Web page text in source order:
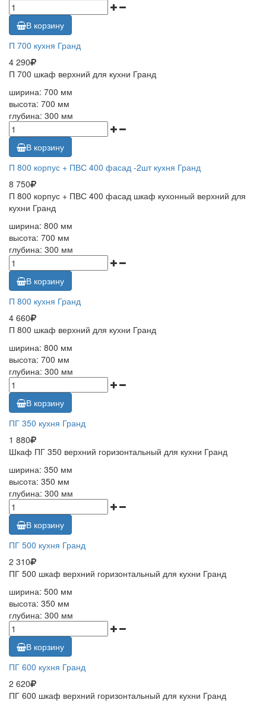
В корзину
П 700 кухня Гранд
4 290
П 700 шкаф верхний для кухни Гранд
ширина: 700 мм
высота: 700 мм
глубина: 300 мм
В корзину
П 800 корпус + ПВС 400 фасад -2шт кухня Гранд
8 750
П 800 корпус + ПВС 400 фасад шкаф кухонный верхний для
кухни Гранд
ширина: 800 мм
высота: 700 мм
глубина: 300 мм
В корзину
П 800 кухня Гранд
4 660
П 800 шкаф верхний для кухни Гранд
ширина: 800 мм
высота: 700 мм
глубина: 300 мм
В корзину
ПГ 350 кухня Гранд
1 880
Шкаф ПГ 350 верхний горизонтальный для кухни Гранд
ширина: 350 мм
высота: 350 мм
глубина: 300 мм
В корзину
ПГ 500 кухня Гранд
2 310
ПГ 500 шкаф верхний горизонтальный для кухни Гранд
ширина: 500 мм
высота: 350 мм
глубина: 300 мм
В корзину
ПГ 600 кухня Гранд
2 620
ПГ 600 шкаф верхний горизонтальный для кухни Гранд